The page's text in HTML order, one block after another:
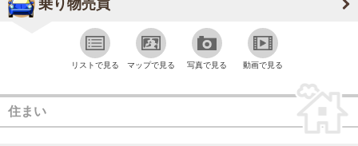
乗り物売買
リストで見る マップで見る 写真で見る 動画で見る
住まい